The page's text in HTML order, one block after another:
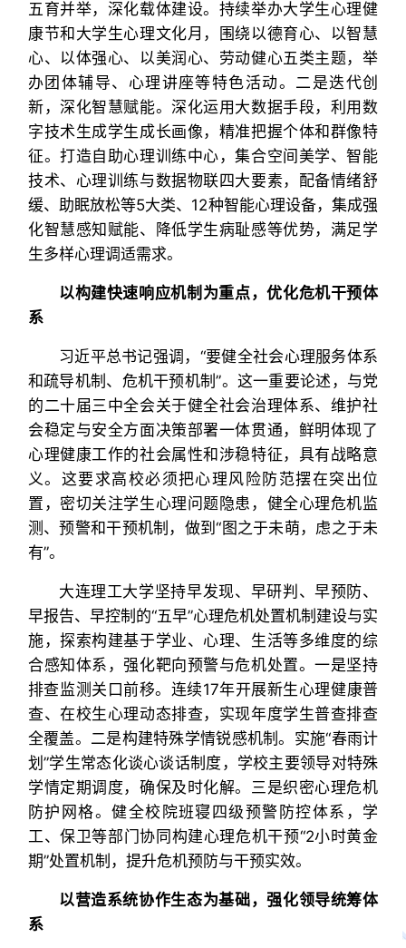
五育并举，深化载体建设。持续举办大学生心理健
康节和大学生心理文化月，围绕以德育心、以智慧
心、以体强心、以美润心、劳动健心五类主题，举
办团体辅导、心理讲座等特色活动。二是迭代创
新，深化智慧赋能。深化运用大数据手段，利用数
字技术生成学生成长画像，精准把握个体和群像特
征。打造自助心理训练中心，集合空间美学、智能
技术、心理训练与数据物联四大要素，配备情绪舒
缓、助眠放松等5大类、12种智能心理设备，集成强
化智慧感知赋能、降低学生病耻感等优势，满足学
生多样心理调适需求。
以构建快速响应机制为重点，优化危机干预体
系
习近平总书记强调，“要健全社会心理服务体系
和疏导机制、危机干预机制”。这一重要论述，与党
的二十届三中全会关于健全社会治理体系、维护社
会稳定与安全方面决策部署一体贯通，鲜明体现了
心理健康工作的社会属性和涉稳特征，具有战略意
义。这要求高校必须把心理风险防范摆在突出位
置，密切关注学生心理问题隐患，健全心理危机监
测、预警和干预机制，做到“图之于未萌，虑之于未
有”。
大连理工大学坚持早发现、早研判、早预防、
早报告、早控制的“五早”心理危机处置机制建设与实
施，探索构建基于学业、心理、生活等多维度的综
合感知体系，强化靶向预警与危机处置。一是坚持
排查监测关口前移。连续17年开展新生心理健康普
查、在校生心理动态排查，实现年度学生普查排查
全覆盖。二是构建特殊学情锐感机制。实施“春雨计
划”学生常态化谈心谈话制度，学校主要领导对特殊
学情定期调度，确保及时化解。三是织密心理危机
防护网格。健全校院班寝四级预警防控体系，学
工、保卫等部门协同构建心理危机干预“2小时黄金
期”处置机制，提升危机预防与干预实效。
以营造系统协作生态为基础，强化领导统筹体
系